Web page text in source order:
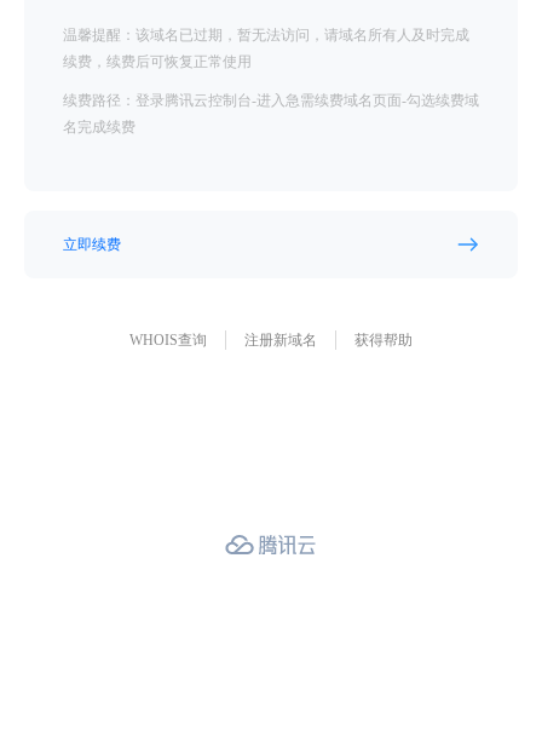
温馨提醒：该域名已过期，暂无法访问，请域名所有人及时完成
续费，续费后可恢复正常使用
续费路径：登录腾讯云控制台-进入急需续费域名页面-勾选续费域
名完成续费
立即续费
WHOIS查询 注册新域名 获得帮助